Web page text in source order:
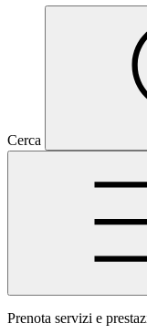
Cerca
Prenota servizi e